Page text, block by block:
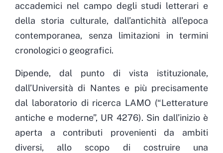
accademici nel campo degli studi letterari e
della storia culturale, dall’antichità all’epoca
contemporanea, senza limitazioni in termini
cronologici o geografici.
Dipende, dal punto di vista istituzionale,
dall’Università di Nantes e più precisamente
dal laboratorio di ricerca LAMO (“Letterature
antiche e moderne”, UR 4276). Sin dall’inizio è
aperta a contributi provenienti da ambiti
diversi, allo scopo di costruire una